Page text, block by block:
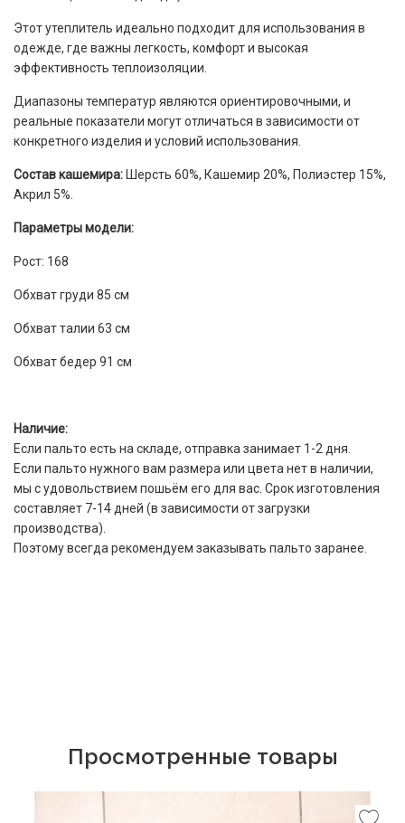
Этот утеплитель идеально подходит для использования в
одежде, где важны легкость, комфорт и высокая
эффективность теплоизоляции.
Диапазоны температур являются ориентировочными, и
реальные показатели могут отличаться в зависимости от
конкретного изделия и условий использования.
Состав кашемира: Шерсть 60%, Кашемир 20%, Полиэстер 15%,
Акрил 5%.
Параметры модели:
Рост: 168
Обхват груди 85 см
Обхват талии 63 см
Обхват бедер 91 см
Наличие:
Если пальто есть на складе, отправка занимает 1-2 дня.
Если пальто нужного вам размера или цвета нет в наличии,
мы с удовольствием пошьём его для вас. Срок изготовления
составляет 7-14 дней (в зависимости от загрузки
производства).
Поэтому всегда рекомендуем заказывать пальто заранее.
Просмотренные товары